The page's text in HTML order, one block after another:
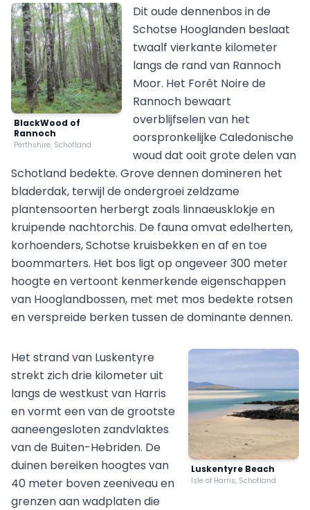
BlackWood of
Rannoch
Perthshire, Schotland
Dit oude dennenbos in de
Schotse Hooglanden beslaat
twaalf vierkante kilometer
langs de rand van Rannoch
Moor. Het Forêt Noire de
Rannoch bewaart
overblijfselen van het
oorspronkelijke Caledonische
woud dat ooit grote delen van
Schotland bedekte. Grove dennen domineren het
bladerdak, terwijl de ondergroei zeldzame
plantensoorten herbergt zoals linnaeusklokje en
kruipende nachtorchis. De fauna omvat edelherten,
korhoenders, Schotse kruisbekken en af en toe
boommarters. Het bos ligt op ongeveer 300 meter
hoogte en vertoont kenmerkende eigenschappen
van Hooglandbossen, met met mos bedekte rotsen
en verspreide berken tussen de dominante dennen.
Luskentyre Beach
Isle of Harris, Schotland
Het strand van Luskentyre
strekt zich drie kilometer uit
langs de westkust van Harris
en vormt een van de grootste
aaneengesloten zandvlaktes
van de Buiten-Hebriden. De
duinen bereiken hoogtes van
40 meter boven zeeniveau en
grenzen aan wadplaten die